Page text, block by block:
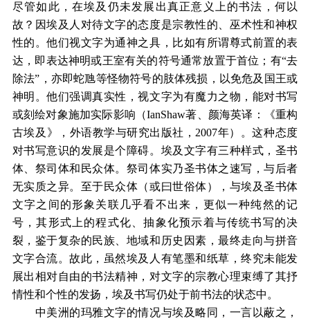
尽管如此，在埃及仍未发展出真正意义上的书法，何以
故？因埃及人对待文字的态度是宗教性的、巫术性和神权
性的。他们视文字为通神之具，比如有所谓尊式前置的表
达，即表达神明或王室有关的符号通常放置于首位；有“去
除法”，亦即蛇虺等怪物符号的肢体残损，以免危及国王或
神明。他们强调真实性，视文字为有魔力之物，能对书写
或刻绘对象施加实际影响（IanShaw著、颜海英译：《重构
古埃及》，外语教学与研究出版社，2007年）。这种态度
对书写意识的发展是个障碍。埃及文字有三种样式，圣书
体、祭司体和民众体。祭司体实乃圣书体之速写，与后者
无实质之异。至于民众体（或曰世俗体），与埃及圣书体
文字之间的形象关联几乎看不出来，更似一种纯然的记
号，其形式上的程式化、抽象化预示着与传统书写的决
裂，鉴于复杂的民族、地域和历史因素，最终走向与拼音
文字合流。故此，虽然埃及人有笔墨和纸草，终究未能发
展出相对自由的书法精神，对文字的宗教心理束缚了其抒
情性和个性的发扬，埃及书写仍处于前书法的状态中。
中美洲的玛雅文字的情况与埃及略同，一言以蔽之，